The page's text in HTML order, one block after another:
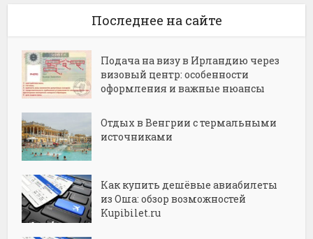
Последнее на сайте
Подача на визу в Ирландию через
визовый центр: особенности
оформления и важные нюансы
Отдых в Венгрии с термальными
источниками
Как купить дешёвые авиабилеты
из Оша: обзор возможностей
Kupibilet.ru